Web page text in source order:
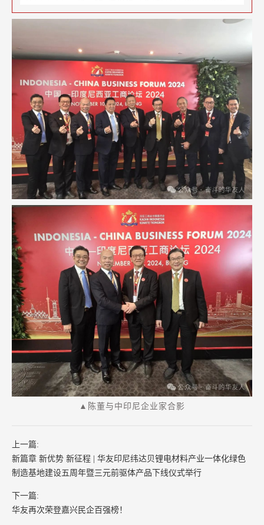
▲陈董与中印尼企业家合影
上一篇:
新篇章 新优势 新征程 | 华友印尼纬达贝锂电材料产业一体化绿色
制造基地建设五周年暨三元前驱体产品下线仪式举行
下一篇:
华友再次荣登嘉兴民企百强榜！